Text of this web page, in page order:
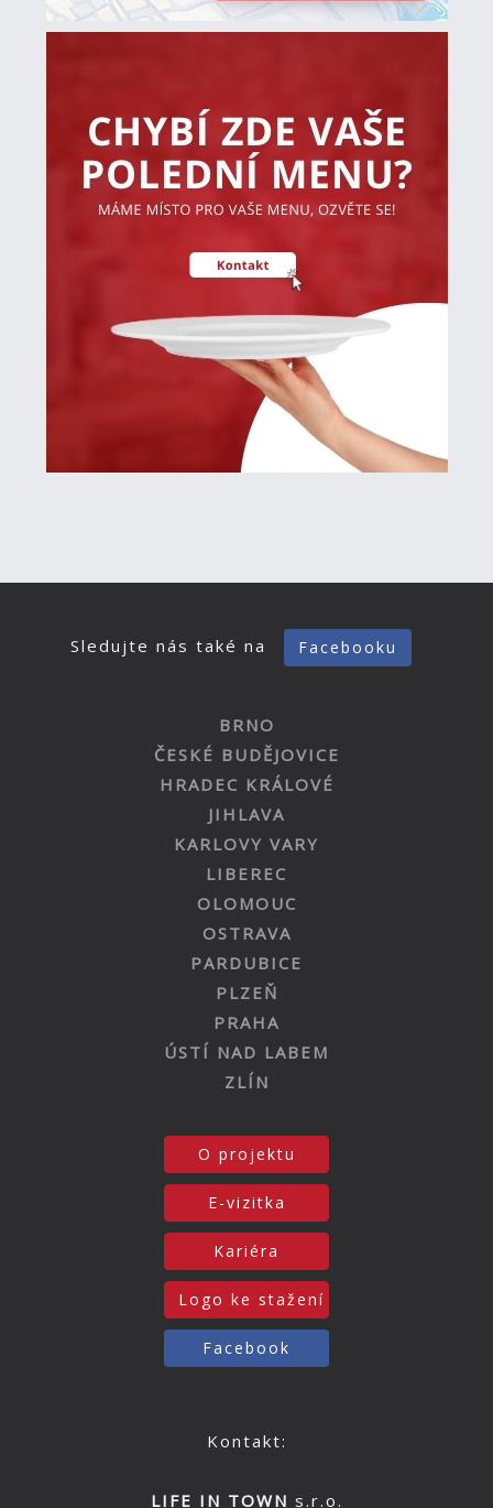
Sledujte nás také na Facebooku
BRNO
ČESKÉ BUDĚJOVICE
HRADEC KRÁLOVÉ
JIHLAVA
KARLOVY VARY
LIBEREC
OLOMOUC
OSTRAVA
PARDUBICE
PLZEŇ
PRAHA
ÚSTÍ NAD LABEM
ZLÍN
O projektu
E-vizitka
Kariéra
Logo ke stažení
Facebook
Kontakt:
LIFE IN TOWN s.r.o.